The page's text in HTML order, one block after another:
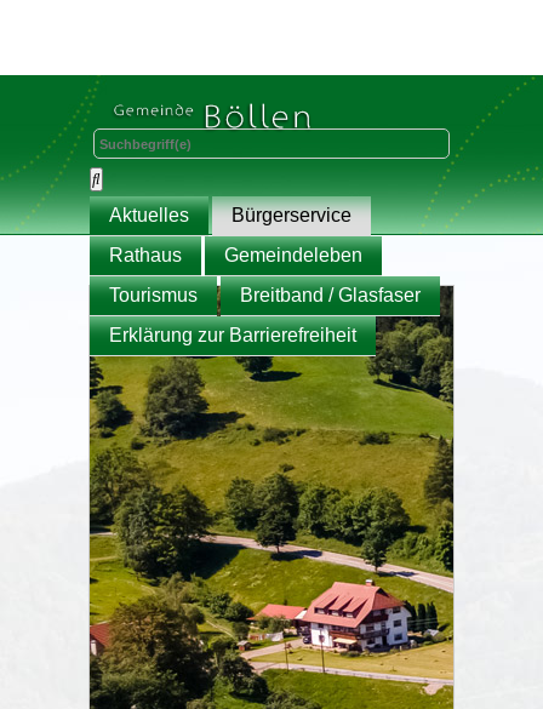
Aktuelles
Bürgerservice
Rathaus
Gemeindeleben
Tourismus
Breitband / Glasfaser
Erklärung zur Barrierefreiheit